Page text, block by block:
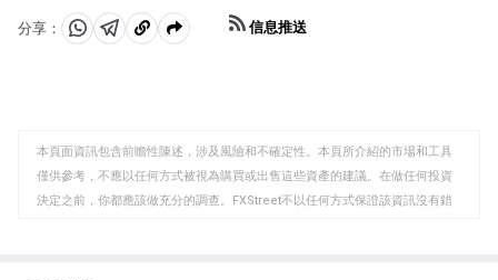
可能推高金價。
分享：
分 分 複
板
信息推送
本頁面資訊包含前瞻性陳述，涉及風險和不確定性。本頁所介紹的市場和工具
僅供參考，不應以任何方式被視為購買或出售這些資產的建議。在做任何投資
決定之前，你都應該做充分的調查。FXStreet不以任何方式保證該資訊沒有錯